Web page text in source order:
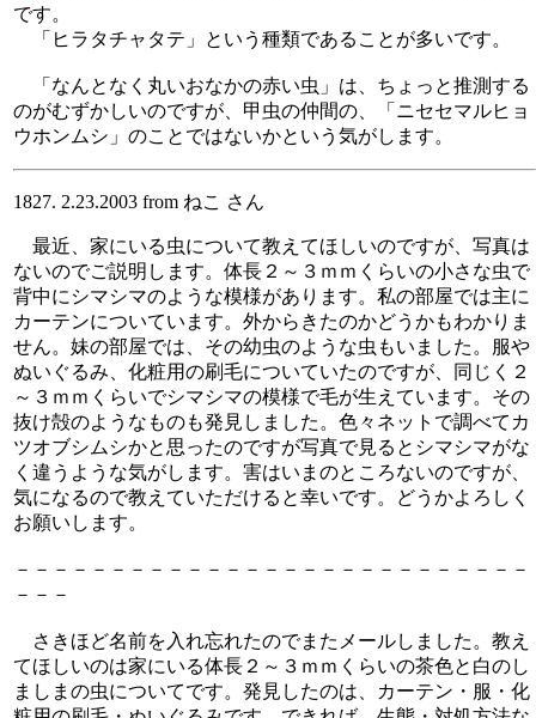
です。
「ヒラタチャタテ」という種類であることが多いです。
「なんとなく丸いおなかの赤い虫」は、ちょっと推測する
のがむずかしいのですが、甲虫の仲間の、「ニセセマルヒョ
ウホンムシ」のことではないかという気がします。
1827. 2.23.2003 from ねこ さん
最近、家にいる虫について教えてほしいのですが、写真は
ないのでご説明します。体長２～３ｍｍくらいの小さな虫で
背中にシマシマのような模様があります。私の部屋では主に
カーテンについています。外からきたのかどうかもわかりま
せん。妹の部屋では、その幼虫のような虫もいました。服や
ぬいぐるみ、化粧用の刷毛についていたのですが、同じく２
～３ｍｍくらいでシマシマの模様で毛が生えています。その
抜け殻のようなものも発見しました。色々ネットで調べてカ
ツオブシムシかと思ったのですが写真で見るとシマシマがな
く違うような気がします。害はいまのところないのですが、
気になるので教えていただけると幸いです。どうかよろしく
お願いします。
－－－－－－－－－－－－－－－－－－－－－－－－－－－
－－－
さきほど名前を入れ忘れたのでまたメールしました。教え
てほしいのは家にいる体長２～３ｍｍくらいの茶色と白のし
ましまの虫についてです。発見したのは、カーテン・服・化